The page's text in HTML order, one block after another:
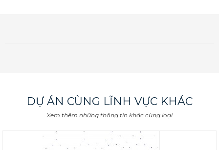
DỰ ÁN CÙNG LĨNH VỰC KHÁC
Xem thêm những thông tin khác cùng loại